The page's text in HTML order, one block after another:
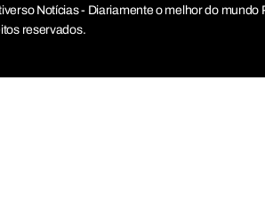
Notícias - Diariamente o melhor do mundo
reservados.